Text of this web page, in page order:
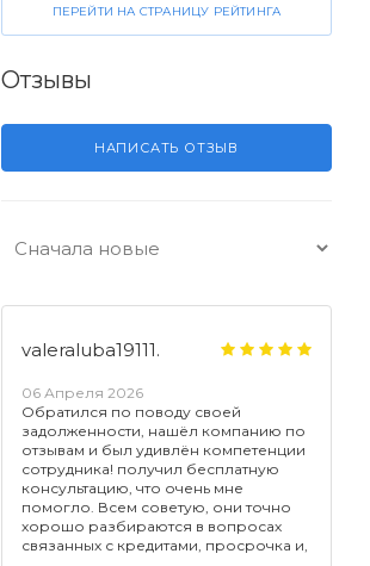
партнеры
ПЕРЕЙТИ НА СТРАНИЦУ РЕЙТИНГА
Отзывы
НАПИСАТЬ ОТЗЫВ
valeraluba19111.
06 Апреля 2026
Обратился по поводу своей
задолженности, нашёл компанию по
отзывам и был удивлён компетенции
сотрудника! получил бесплатную
консультацию, что очень мне
помогло. Всем советую, они точно
хорошо разбираются в вопросах
связанных с кредитами, просрочка и,